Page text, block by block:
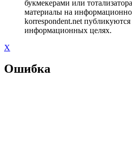
букмекерами или
материалы на
korrespondent.net
информационных целях.
X
Ошибка